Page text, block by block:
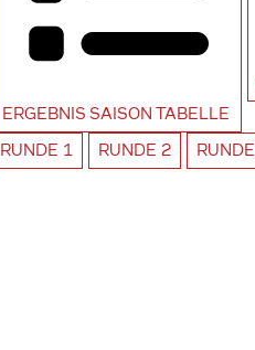
ERGEBNIS SAISON TABELLE
RUNDE 1 RUNDE 2 RUNDE